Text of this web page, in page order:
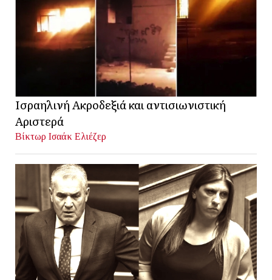
Ισραηλινή Ακροδεξιά και αντισιωνιστική
Αριστερά
Βίκτωρ Ισαάκ Ελιέζερ